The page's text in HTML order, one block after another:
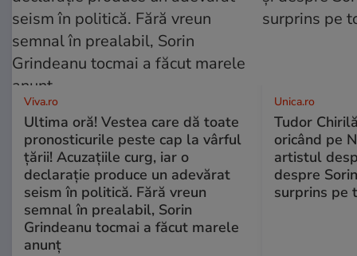
Viva.ro
Ultima oră! Vestea care dă toate
pronosticurile peste cap la vârful
țării! Acuzațiile curg, iar o
declarație produce un adevărat
seism în politică. Fără vreun
semnal în prealabil, Sorin
Grindeanu tocmai a făcut marele
anunț
Unica.ro
Tudor
oricând pe
artistul
despre
surprins pe